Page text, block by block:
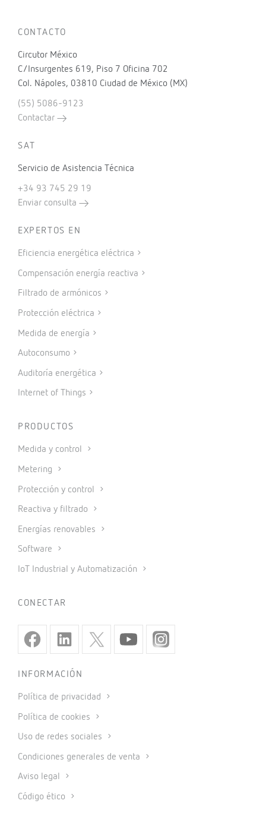
CONTACTO
Circutor México
C/Insurgentes 619, Piso 7 Oficina 702
Col. Nápoles, 03810 Ciudad de México (MX)
(55) 5086-9123
Contactar
SAT
Servicio de Asistencia Técnica
+34 93 745 29 19
Enviar consulta
EXPERTOS EN
Eficiencia energética eléctrica
Compensación energía reactiva
Filtrado de armónicos
Protección eléctrica
Medida de energía
Autoconsumo
Auditoría energética
Internet of Things
PRODUCTOS
Medida y control
Metering
Protección y control
Reactiva y filtrado
Energías renovables
Software
IoT Industrial y Automatización
CONECTAR
INFORMACIÓN
Política de privacidad
Política de cookies
Uso de redes sociales
Condiciones generales de venta
Aviso legal
Código ético